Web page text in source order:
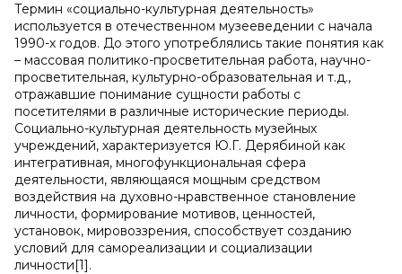
Термин «социально-культурная деятельность»
используется в отечественном музееведении с начала
1990-х годов. До этого употреблялись такие понятия как
– массовая политико-просветительная работа, научно-
просветительная, культурно-образовательная и т.д.,
отражавшие понимание сущности работы с
посетителями в различные исторические периоды.
Социально-культурная деятельность музейных
учреждений, характеризуется Ю.Г. Дерябиной как
интегративная, многофункциональная сфера
деятельности, являющаяся мощным средством
воздействия на духовно-нравственное становление
личности, формирование мотивов, ценностей,
установок, мировоззрения, способствует созданию
условий для самореализации и социализации
личности[1].